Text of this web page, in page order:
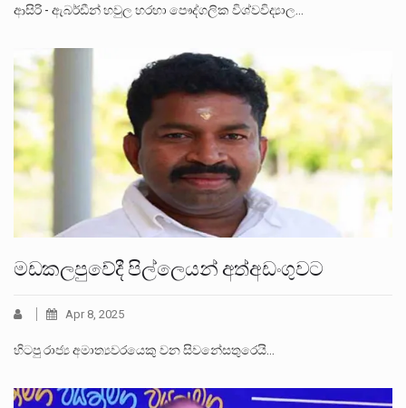
ආසිරි - ඇබර්ඩීන් හවුල හරහා පෞද්ගලික විශ්වවිද්‍යාල…
මඩකලපුවේදී පිල්ලෙයන් අත්අඩංගුවට
Apr 8, 2025
හිටපු රාජ්‍ය අමාත්‍යවරයෙකු වන සිවනේසතුරෙයි…